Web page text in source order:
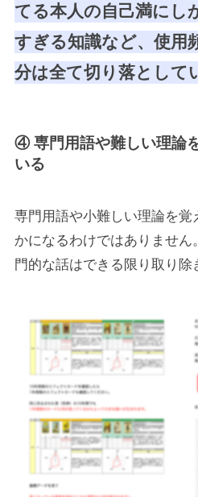
てる本人の自己満にし
すぎる知識など、使用
分は全て切り落として
④ 専門用語や難しい理論
いる
専門用語や小難しい理論を覚
かになるわけではありませ
門的な話はできる限り取り除